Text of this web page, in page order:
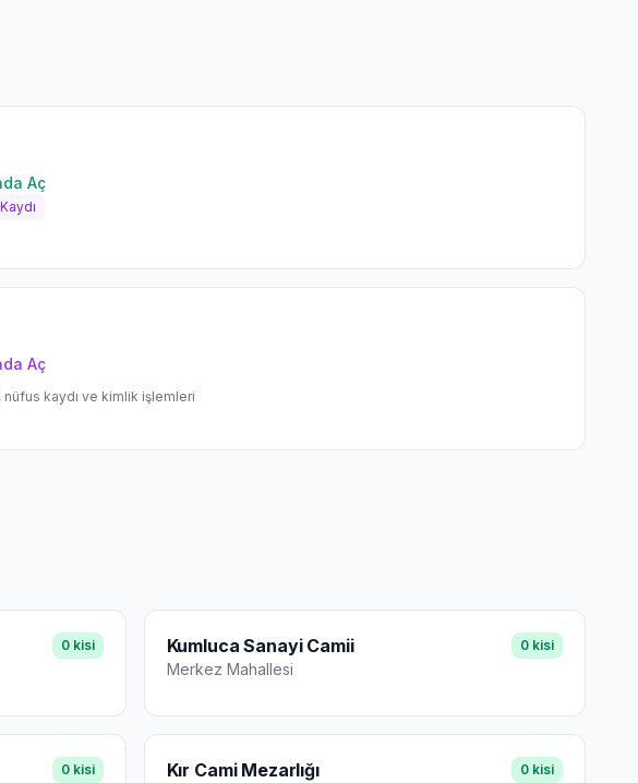
Aç
Aç
nüfus kaydı ve kimlik işlemleri
0kisi Kumluca Sanayi Camii
Merkez Mahallesi
0kisi
0kisi Kır Cami Mezarlığı 0kisi